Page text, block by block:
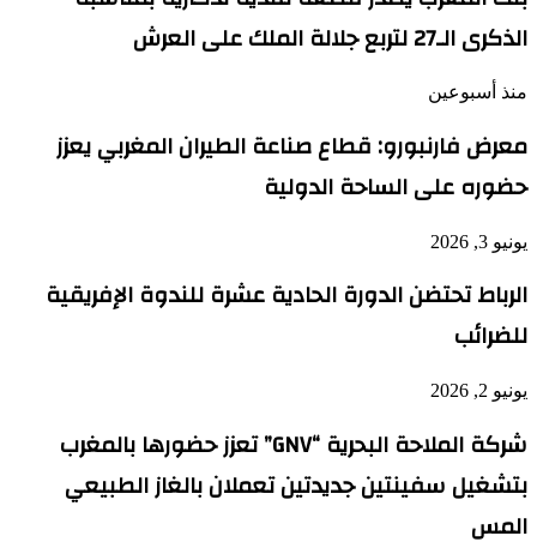
الذكرى الـ27 لتربع جلالة الملك على العرش
منذ أسبوعين
معرض فارنبورو: قطاع صناعة الطيران المغربي يعزز
حضوره على الساحة الدولية
يونيو 3, 2026
الرباط تحتضن الدورة الحادية عشرة للندوة الإفريقية
للضرائب
يونيو 2, 2026
شركة الملاحة البحرية “GNV” تعزز حضورها بالمغرب
بتشغيل سفينتين جديدتين تعملان بالغاز الطبيعي
المس